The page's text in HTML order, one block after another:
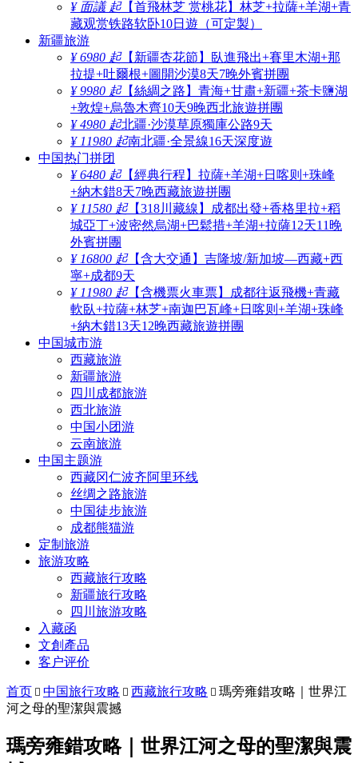
¥ 面議 起【首飛林芝 赏桃花】林芝+拉薩+羊湖+青
藏观赏铁路软卧10日遊（可定製）
新疆旅游
¥ 6980 起【新疆杏花節】臥進飛出+賽里木湖+那
拉提+吐爾根+圖開沙漠8天7晚外賓拼團
¥ 9980 起【絲綢之路】青海+甘肅+新疆+茶卡鹽湖
+敦煌+烏魯木齊10天9晚西北旅遊拼團
¥ 4980 起北疆·沙漠草原獨庫公路9天
¥ 11980 起南北疆·全景線16天深度遊
中国热门拼团
¥ 6480 起【經典行程】拉薩+羊湖+日喀则+珠峰
+納木錯8天7晚西藏旅遊拼團
¥ 11580 起【318川藏線】成都出發+香格里拉+稻
城亞丁+波密然烏湖+巴鬆措+羊湖+拉薩12天11晚
外賓拼團
¥ 16800 起【含大交通】吉隆坡/新加坡—西藏+西
寧+成都9天
¥ 11980 起【含機票火車票】成都往返飛機+青藏
軟臥+拉薩+林芝+南迦巴瓦峰+日喀则+羊湖+珠峰
+納木錯13天12晚西藏旅遊拼團
中国城市游
西藏旅游
新疆旅游
四川成都旅游
西北旅游
中国小团游
云南旅游
中国主题游
西藏冈仁波齐阿里环线
丝绸之路旅游
中国徒步旅游
成都熊猫游
定制旅游
旅游攻略
西藏旅行攻略
新疆旅行攻略
四川旅游攻略
入藏函
文創產品
客户评价
首页  中国旅行攻略  西藏旅行攻略  瑪旁雍錯攻略｜世界江
河之母的聖潔與震撼
瑪旁雍錯攻略｜世界江河之母的聖潔與震